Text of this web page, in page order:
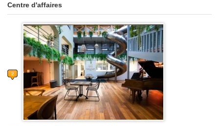
Centre d'affaires